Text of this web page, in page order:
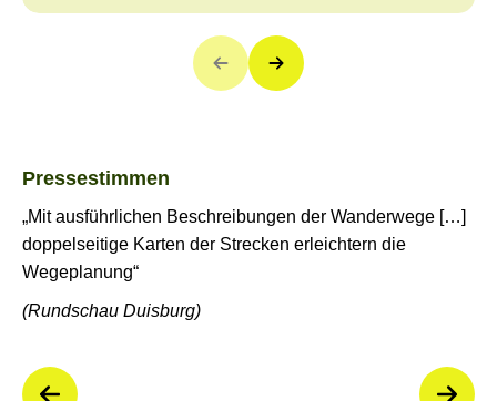
Pressestimmen
„Mit ausführlichen Beschreibungen der Wanderwege […]
doppelseitige Karten der Strecken erleichtern die
Wegeplanung“
(Rundschau Duisburg)